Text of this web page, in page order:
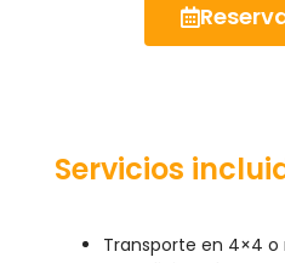
Servicios
Transporte en 4×4